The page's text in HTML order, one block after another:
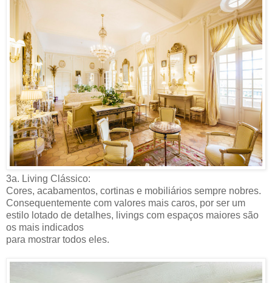
3a. Living Clássico:
Cores, acabamentos, cortinas e mobiliários sempre nobres.
Consequentemente com valores mais caros, por ser um
estilo lotado de detalhes, livings com espaços maiores são
os mais indicados
para mostrar todos eles.